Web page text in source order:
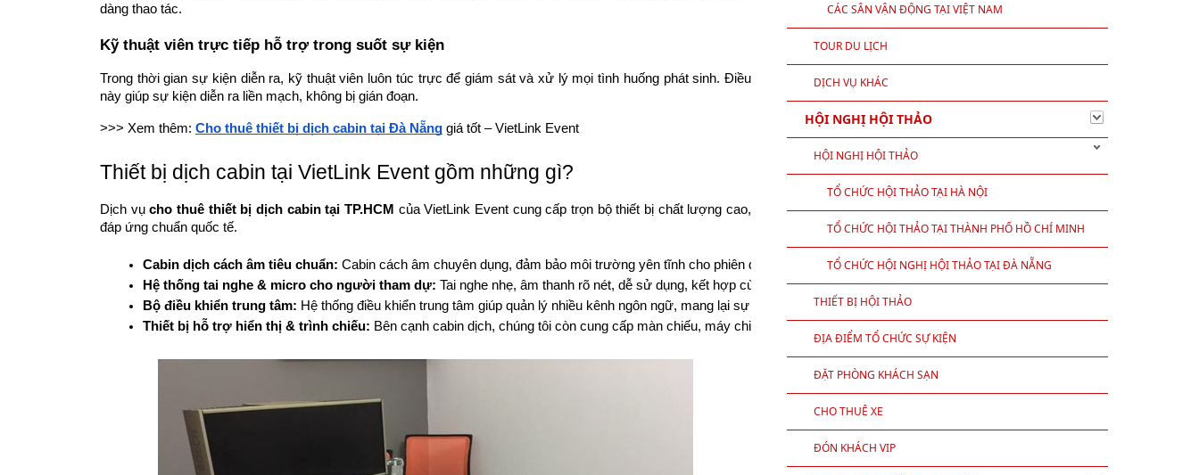
dàng thao tác.
Kỹ thuật viên trực tiếp hỗ trợ trong suốt sự kiện
Trong thời gian sự kiện diễn ra, kỹ thuật viên luôn túc trực để giám sát và xử lý mọi tình huống phát sinh. Điều
này giúp sự kiện diễn ra liền mạch, không bị gián đoạn.
>>> Xem thêm: Cho thuê thiết bị dịch cabin tại Đà Nẵng giá tốt – VietLink Event
Thiết bị dịch cabin tại VietLink Event gồm những gì?
Dịch vụcho thuê thiết bị dịch cabin tại TP.HCM của VietLink Event cung cấp trọn bộ thiết bị chất lượng cao,
đáp ứng chuẩn quốc tế.
Cabin dịch cách âm tiêu chuẩn: Cabin cách âm chuyên dụng, đảm bảo môi trường yên tĩnh cho phiên dịch viên, không bị ảnh hưởng bởi tạp âm bên ngoài.
Hệ thống tai nghe & micro cho người tham dự: Tai nghe nhẹ, âm thanh rõ nét, dễ sử dụng, kết hợp cùng micro hiện đại, giúp quá trình nghe – nói diễn ra thuận tiện.
Bộ điều khiển trung tâm: Hệ thống điều khiển trung tâm giúp quản lý nhiều kênh ngôn ngữ, mang lại sự ổn định và mượt mà cho toàn bộ chương trình.
Thiết bị hỗ trợ hiển thị & trình chiếu: Bên cạnh cabin dịch, chúng tôi còn cung cấp màn chiếu, máy chiếu và các thiết bị hỗ trợ khác, đảm bảo tính đồng bộ cho sự kiện.
CÁC SÂN VẬN ĐỘNG TẠI VIỆT NAM
TOUR DU LỊCH
DỊCH VỤ KHÁC
HỘI NGHỊ HỘI THẢO
HỘI NGHỊ HỘI THẢO
TỔ CHỨC HỘI THẢO TẠI HÀ NỘI
TỔ CHỨC HỘI THẢO TẠI THÀNH PHỐ HỒ CHÍ MINH
TỔ CHỨC HỘI NGHỊ HỘI THẢO TẠI ĐÀ NẴNG
THIẾT BỊ HỘI THẢO
ĐỊA ĐIỂM TỔ CHỨC SỰ KIỆN
ĐẶT PHÒNG KHÁCH SẠN
CHO THUÊ XE
ĐÓN KHÁCH VIP